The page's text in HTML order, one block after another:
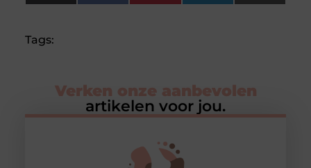
(Twitter)
Tags:
Verken onze aanbevolen
artikelen voor jou.